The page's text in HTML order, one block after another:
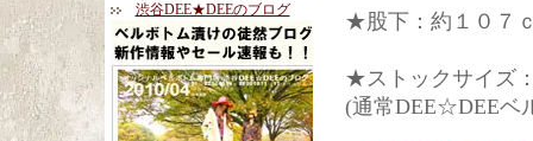
渋谷DEE★DEEのブログ ★股下：約１０７
★ストックサイズ
(通常DEE☆DEEベ